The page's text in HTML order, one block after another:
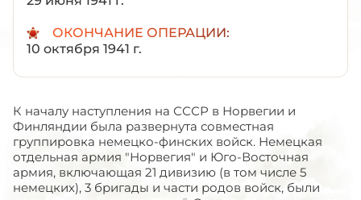
ОКОНЧАНИЕ ОПЕРАЦИИ:
10 октября 1941 г.
К началу наступления на СССР в Норвегии и
Финляндии была развернута совместная
группировка немецко-финских войск. Немецкая
отдельная армия "Норвегия" и Юго-Восточная
армия, включающая 21 дивизию (в том числе 5
немецких), 3 бригады и части родов войск, были